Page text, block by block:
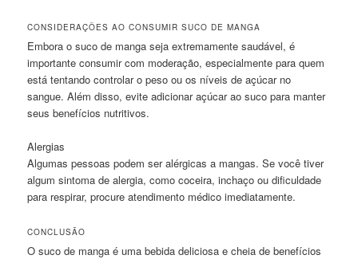
CONSIDERAÇÕES AO CONSUMIR SUCO DE MANGA
Embora o suco de manga seja extremamente saudável, é
importante consumir com moderação, especialmente para quem
está tentando controlar o peso ou os níveis de açúcar no
sangue. Além disso, evite adicionar açúcar ao suco para manter
seus benefícios nutritivos.
Alergias
Algumas pessoas podem ser alérgicas a mangas. Se você tiver
algum sintoma de alergia, como coceira, inchaço ou dificuldade
para respirar, procure atendimento médico imediatamente.
CONCLUSÃO
O suco de manga é uma bebida deliciosa e cheia de benefícios